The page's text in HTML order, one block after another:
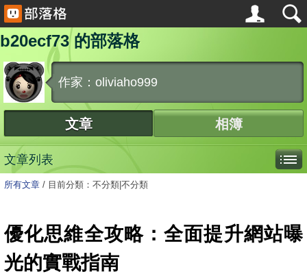
b20ecf73 的部落格
作家：oliviaho999
文章 相簿
文章列表
所有文章 / 目前分類：不分類|不分類
優化思維全攻略：全面提升網站曝
光的實戰指南